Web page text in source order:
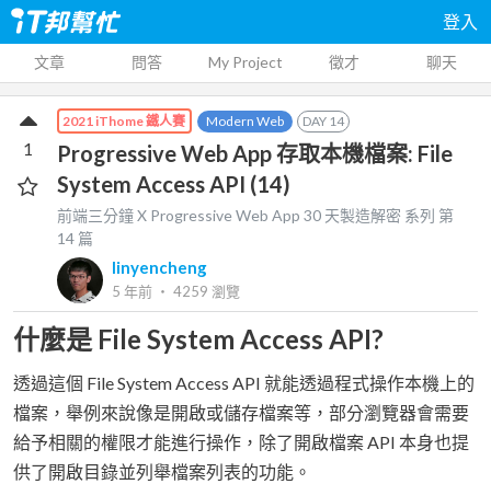
登入
文章 問答 My Project 徵才 聊天
2021 iThome 鐵人賽 Modern Web DAY 14
Progressive Web App 存取本機檔案: File
System Access API (14)
前端三分鐘 X Progressive Web App 30 天製造解密 系列 第
14 篇
linyencheng
5 年前 ‧ 4259 瀏覽
1
什麼是 File System Access API?
透過這個 File System Access API 就能透過程式操作本機上的
檔案，舉例來說像是開啟或儲存檔案等，部分瀏覽器會需要
給予相關的權限才能進行操作，除了開啟檔案 API 本身也提
供了開啟目錄並列舉檔案列表的功能。